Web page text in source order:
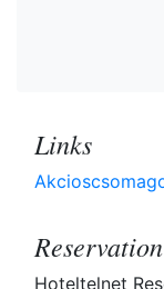
Links
Reservation
Hoteltelnet